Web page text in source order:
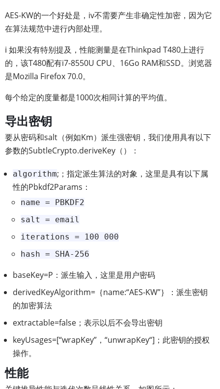
AES-KW的一个好处是，iv不需要产生非确定性加密，因为它
在算法规范中进行内部处理。
ℹ️ 如果没有特别提及，性能测量是在Thinkpad T480上进行
的，该T480配有i7-8550U CPU、16Go RAM和SSD。浏览器
是Mozilla Firefox 70.0。
每个给定的度量都是1000次相同计算的平均值。
导出密钥
要从密码和salt（例如Km）派生强密钥，我们使用具有以下
参数的SubtleCrypto.deriveKey（）：
algorithm;；指定派生算法的对象，这里是具有以下属
性的Pbkdf2Params：
name = PBKDF2
salt = email
iterations = 100 000
hash = SHA-256
baseKey=P：派生输入，这里是用户密码
derivedKeyAlgorithm=｛name:“AES-KW”｝：派生密钥
的加密算法
extractable=false；表示以后不会导出密钥
keyUsages=[“wrapKey”，“unwrapKey“]；此密钥的授权
操作。
性能